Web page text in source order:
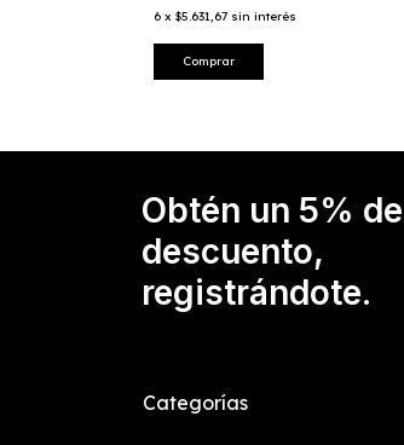
6 x $5.631,67 sin interés
Obtén un 5% de
descuento,
registrándote.
Categorías